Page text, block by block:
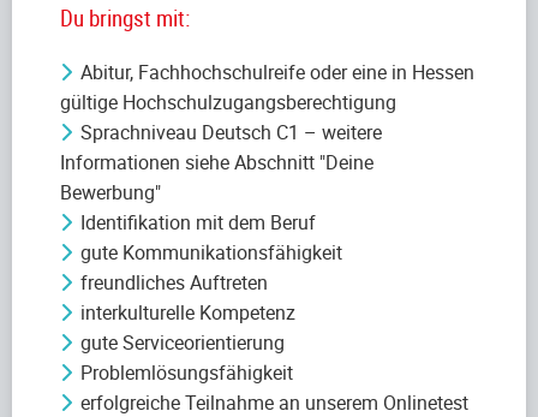
Du bringst mit:
Abitur, Fachhochschulreife oder eine in Hessen
gültige Hochschulzugangsberechtigung
Sprachniveau Deutsch C1 – weitere
Informationen siehe Abschnitt "Deine
Bewerbung"
Identifikation mit dem Beruf
gute Kommunikationsfähigkeit
freundliches Auftreten
interkulturelle Kompetenz
gute Serviceorientierung
Problemlösungsfähigkeit
erfolgreiche Teilnahme an unserem Onlinetest